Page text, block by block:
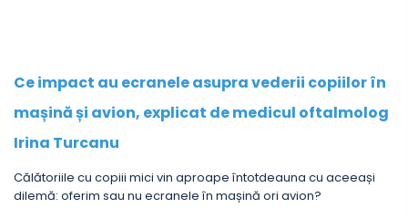
Ce impact au ecranele asupra vederii copiilor în
mașină și avion, explicat de medicul oftalmolog
Irina Turcanu
Călătoriile cu copiii mici vin aproape întotdeauna cu aceeași
dilemă: oferim sau nu ecranele în mașină ori avion?